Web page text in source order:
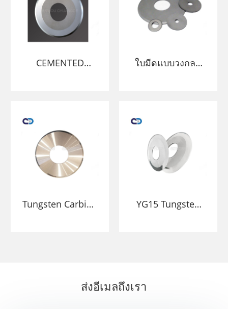
CEMENTED
ใบมีดแบบวงกลม
Tungsten Carbide
YG15 Tungsten
ส่งอีเมลถึงเรา